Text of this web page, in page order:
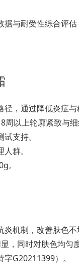
与耐受性综合评估
，通过降低炎症与
以上轮廓紧致与细
支持。
群。
。
机制，改善肤色不
，同时对肤色均匀
G20211399）。